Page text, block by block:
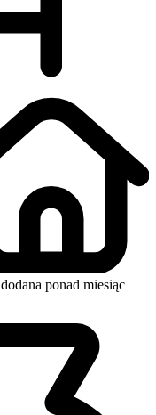
dodana ponad miesiąc